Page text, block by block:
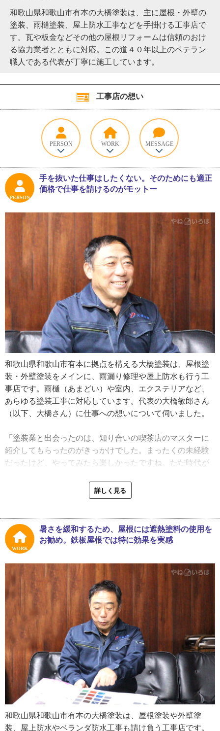
和歌山県和歌山市有本の大橋塗装は、主に屋根・外壁の
塗装、雨樋塗装、屋上防水工事などを手掛ける工事店で
す。瓦や板金などその他の屋根リフォームは信頼のおけ
る協力業者とともに対応。この道４０年以上のベテラン
職人である代表が丁寧に施工しています。
工事店の想い
PERSON WORK MESSAGE
PERSON
手を抜いた仕事はしたくない。そのためにも適正
価格で仕事を請けるのがモットー
和歌山県和歌山市有本に拠点を構える大橋塗装は、屋根塗
装・外壁塗装をメインに、雨漏り修理や屋上防水も行う工
事店です。雨樋（あまどい）や室内、エクステリアなど、
あらゆる塗装工事に対応しています。代表の大橋敏郎さん
（以下、大橋さん）に仕事への想いについて伺いました。
「塗装業と出会ったのは、知り合いの喫茶店のマスターに
紹介してもらったのがきっかけでした。まったくの未経験
だったけど、やってみたら楽しかったですね。ただ時代が
よ。でも周りに負けたくないという思いもあったので、必
死で仕事を覚えました」
別の塗装会社への転職もありながら経験を積んだ後、大橋
さんは足を折る怪我をしてしまい一度は仕事を辞めること
に。しかし勤めている間に築いた人脈によって、仕事の依
場の手伝いを経験した後、１９８８年に創業しました。
「下請けでやってほしいと頼まれるようになって、そうな
ると一人じゃできないので、信頼してついて来てくれた何
人かと仕事を請けるようになりました。仕事の時間が長い
のは大変だったけど、それ以外はそんなに苦労した記憶も
ないんです。時代はバブルで仕事は多かったので、やった
らやっただけ自分の経験が増える感じでした」
仕事をする上で大橋さんが大事にしているのは、お客さま
の要望をしっかりヒアリングしてから進めていくこと。見
詳しく見る
WORK
暑さを緩和するため、屋根には遮熱塗料の使用を
お勧め。鉄板屋根では特に効果を実感
和歌山県和歌山市有本の大橋塗装は、屋根塗装や外壁塗
装、屋上防水やベランダ防水工事も請け負う工事店です。